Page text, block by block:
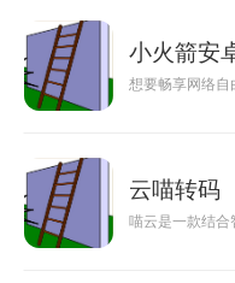
小火箭安
想要畅享网络
云喵转码
喵云是一款结合